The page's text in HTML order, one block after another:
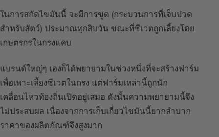
ในการสกัดไขมันนี้ จะมีการขูด (กระบวนการที่เจ็บปวด
สำหรับสัตว์) ประมาณทุกสิบวัน ขณะที่ซีเวตถูกเลี้ยงโดย
เกษตรกรในกรงแคบ
แบรนด์ใหญ่ๆ เองก็ได้พยายามในช่วงหนึ่งที่จะสร้างฟาร์ม
เพื่อเพาะเลี้ยงซีเวตในกรง แต่ฟาร์มเหล่านี้ถูกนัก
เคลื่อนไหวท้องถิ่นเปิดอยู่เสมอ ดังนั้นความพยายามนี้จึง
ไม่ประสบผล เนื่องจากการเก็บเกี่ยวไขมันนี้ยากลำบาก
ราคาของผลิตภัณฑ์จึงสูงมาก